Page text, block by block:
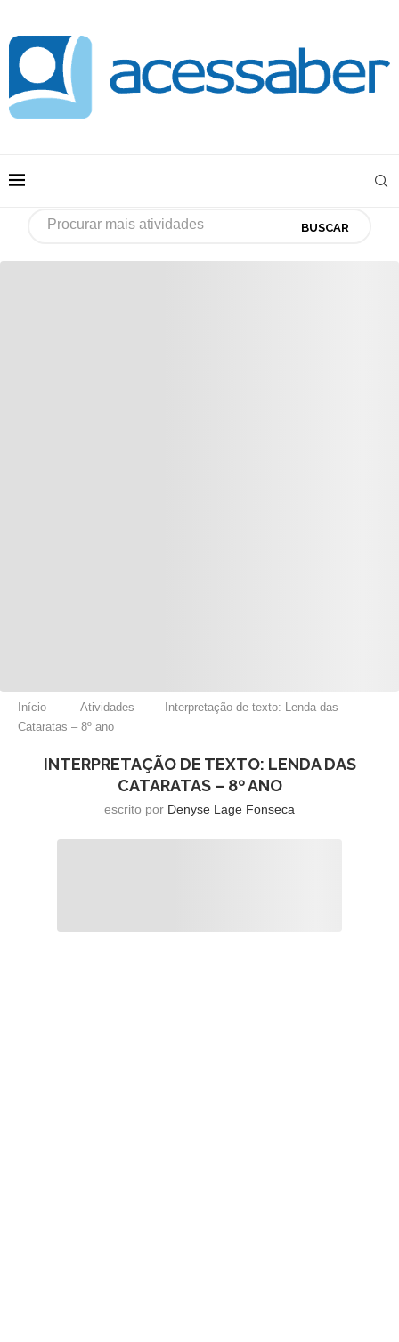
BUSCAR
Início Atividades
Interpretação de texto: Lenda das
Cataratas – 8º ano
INTERPRETAÇÃO DE TEXTO: LENDA DAS
CATARATAS – 8º ANO
escrito por Denyse Lage Fonseca